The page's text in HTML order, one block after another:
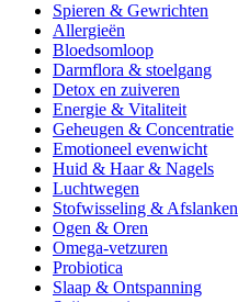
Spieren & Gewrichten
Allergieën
Bloedsomloop
Darmflora & stoelgang
Detox en zuiveren
Energie & Vitaliteit
Geheugen & Concentratie
Emotioneel evenwicht
Huid & Haar & Nagels
Luchtwegen
Stofwisseling & Afslanken
Ogen & Oren
Omega-vetzuren
Probiotica
Slaap & Ontspanning